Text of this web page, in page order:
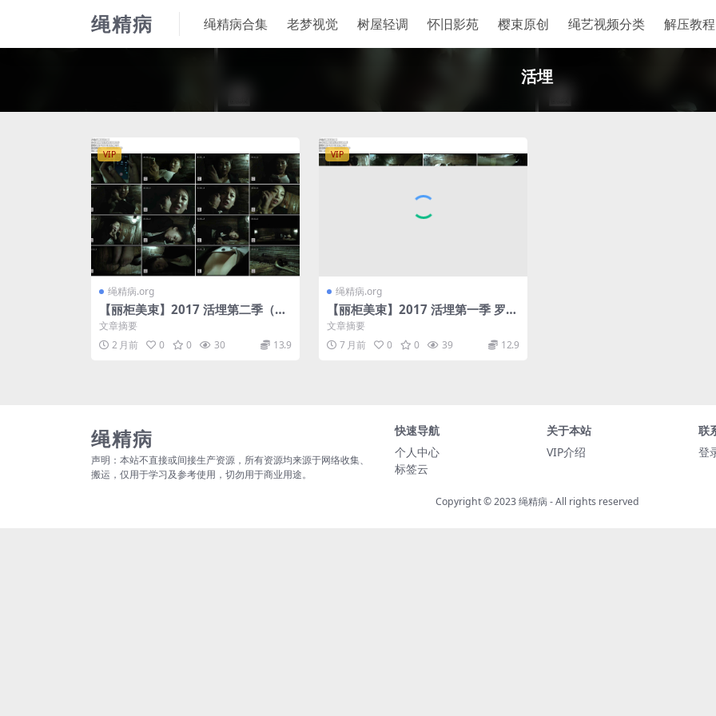
绳精病 绳精病合集 老梦视觉 树屋轻调 怀旧影苑 樱束原创 绳艺视频分类 解压教程
活埋
VIP
绳精病.org
【丽柜美束】2017 活埋第二季（原
版官方视频）
文章摘要
2 月前
0 0 30 13.9
VIP
绳精病.org
【丽柜美束】2017 活埋第一季 罗雅
文（原版官方视频）
文章摘要
7 月前
0 0 39 12.9
绳精病
声明：本站不直接或间接生产资源，所有资源均来源于网络收集、
搬运，仅用于学习及参考使用，切勿用于商业用途。
快速导航
个人中心
标签云
关于本站
VIP介绍
联
登
Copyright © 2023绳精病- All rights reserved